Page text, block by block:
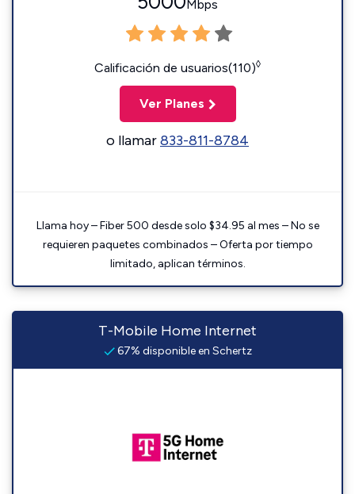
Mbps
Calificación de usuarios(110)◊
Ver Planes
o llamar833-811-8784
Llama hoy – Fiber 500 desde solo $34.95 al mes – No se
requieren paquetes combinados – Oferta por tiempo
limitado, aplican términos.
T-Mobile Home Internet
67% disponible en Schertz